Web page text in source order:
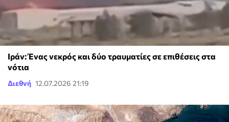
Ιράν: Ένας νεκρός και δύο τραυματίες σε επιθέσεις στα
νότια
Διεθνή 12.07.2026 21:19